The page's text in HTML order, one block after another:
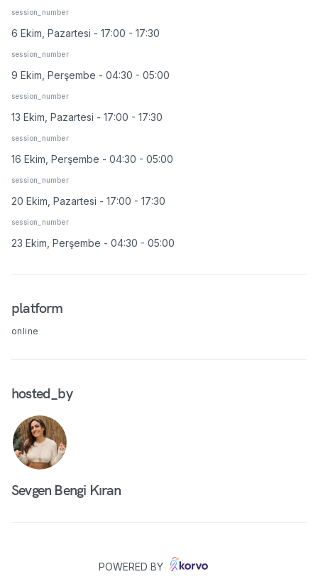
session_number
6 Ekim, Pazartesi - 17:00 - 17:30
session_number
9 Ekim, Perşembe - 04:30 - 05:00
session_number
13 Ekim, Pazartesi - 17:00 - 17:30
session_number
16 Ekim, Perşembe - 04:30 - 05:00
session_number
20 Ekim, Pazartesi - 17:00 - 17:30
session_number
23 Ekim, Perşembe - 04:30 - 05:00
platform
online
hosted_by
Sevgen Bengi Kıran
POWERED BY